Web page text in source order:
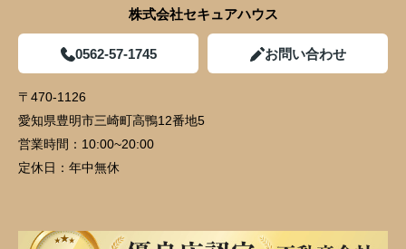
株式会社セキュアハウス
0562-57-1745 お問い合わせ
〒470-1126
愛知県豊明市三崎町高鴨12番地5
営業時間： 10:00~20:00
定休日： 年中無休